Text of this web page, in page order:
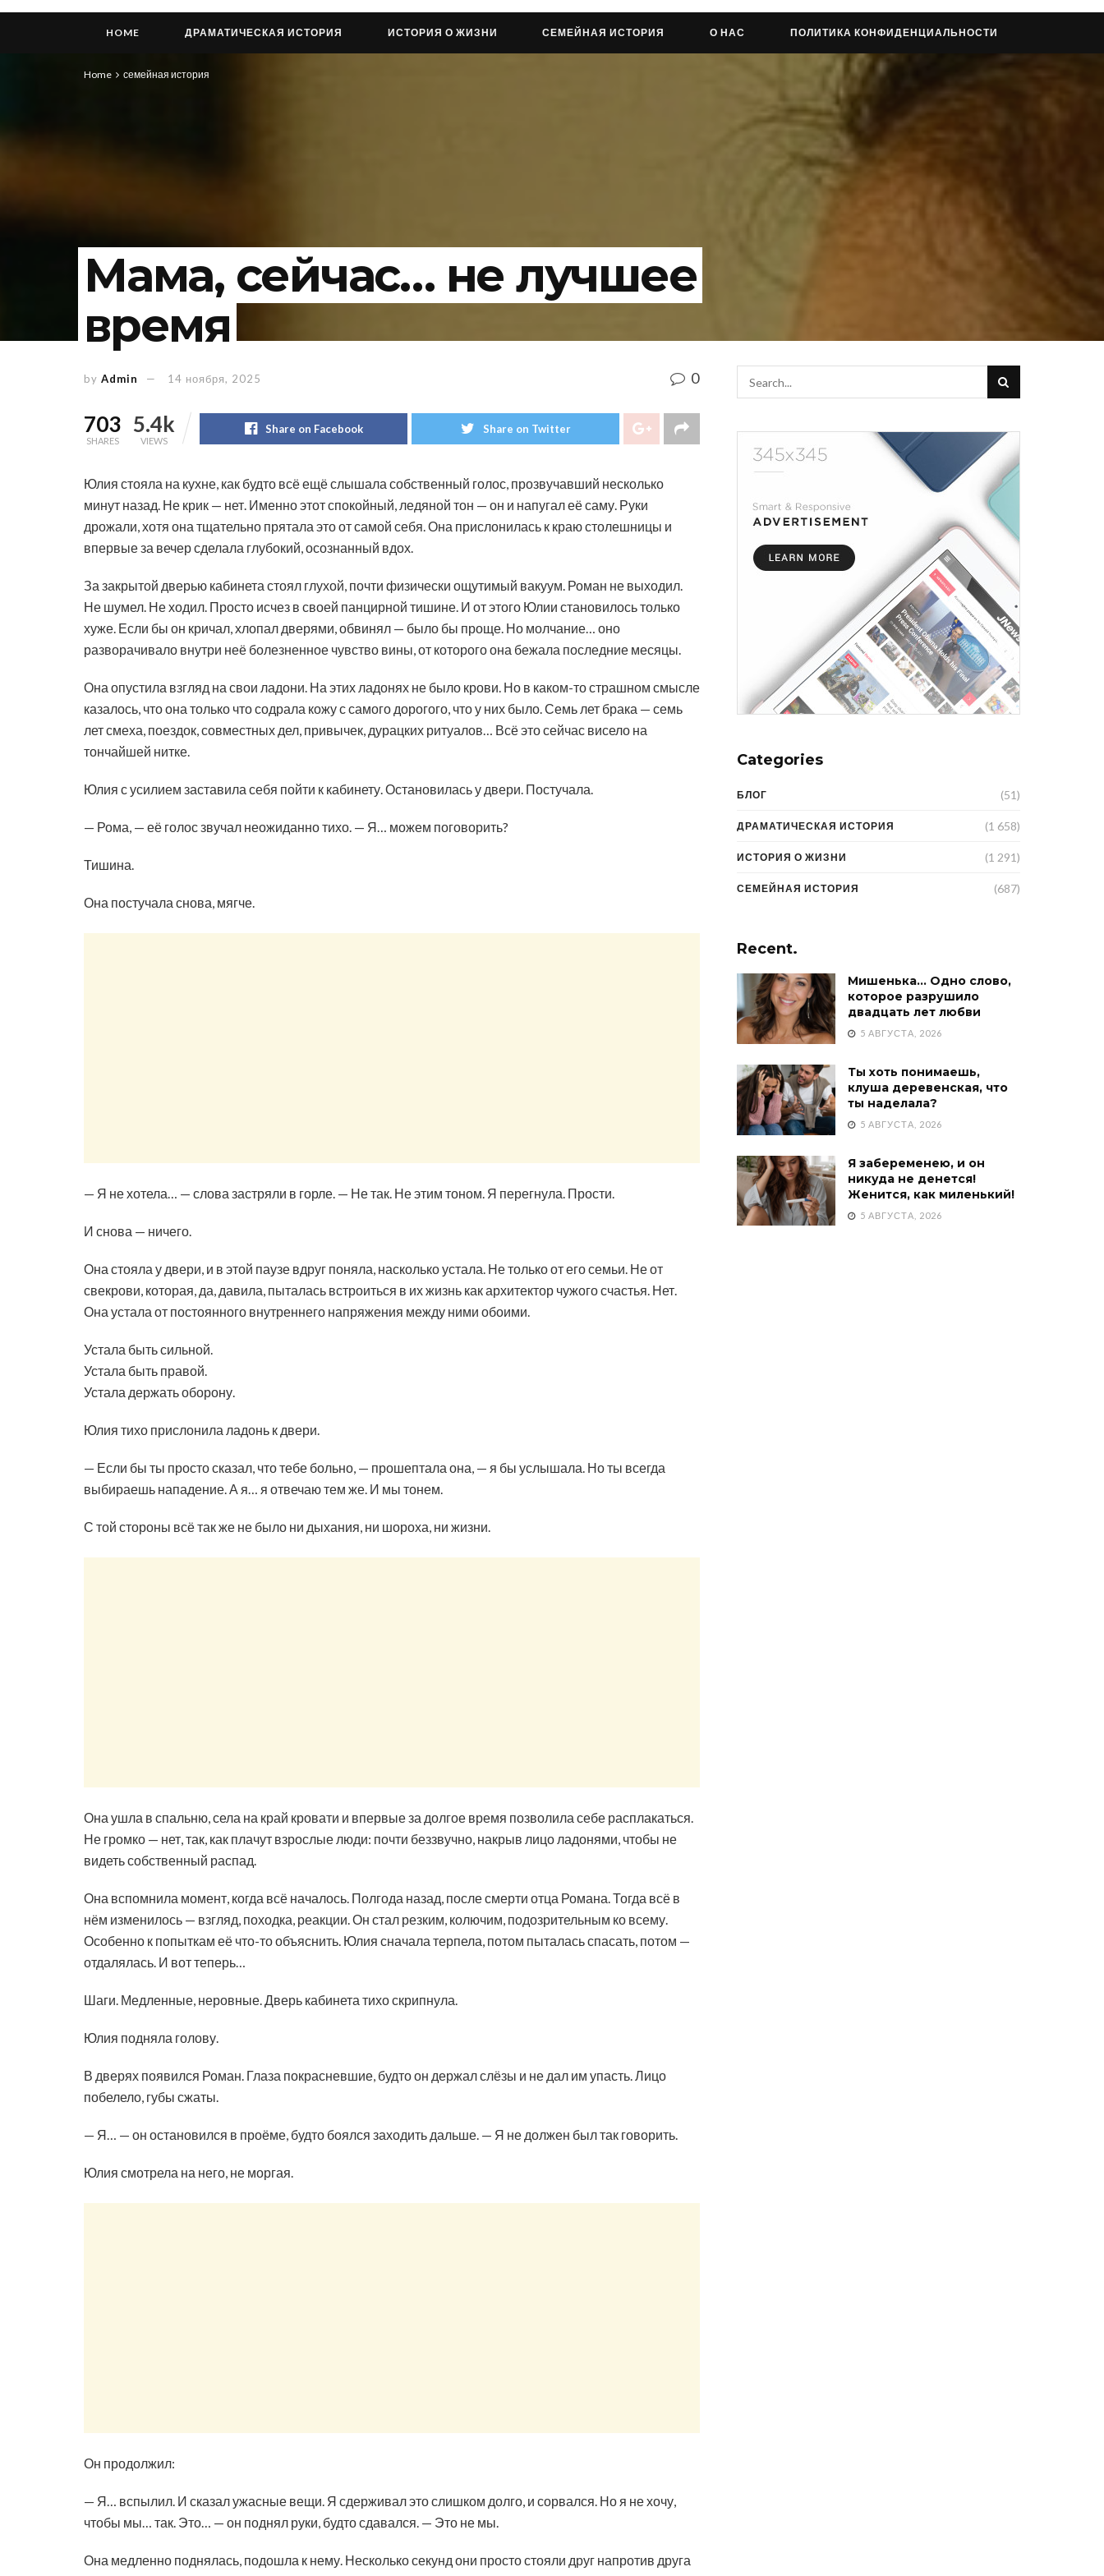
HOME ДРАМАТИЧЕСКАЯ ИСТОРИЯ ИСТОРИЯ О ЖИЗНИ СЕМЕЙНАЯ ИСТОРИЯ О НАС ПОЛИТИКА КОНФИДЕНЦИАЛЬНОСТИ
Home семейная история
Мама, сейчас… не лучшее
время
by Admin 14 ноября, 2025 0
703
SHARES
5.4k
VIEWS
Share on Facebook Share on Twitter
Юлия стояла на кухне, как будто всё ещё слышала собственный голос, прозвучавший несколько
минут назад. Не крик — нет. Именно этот спокойный, ледяной тон — он и напугал её саму. Руки
дрожали, хотя она тщательно прятала это от самой себя. Она прислонилась к краю столешницы и
впервые за вечер сделала глубокий, осознанный вдох.
За закрытой дверью кабинета стоял глухой, почти физически ощутимый вакуум. Роман не выходил.
Не шумел. Не ходил. Просто исчез в своей панцирной тишине. И от этого Юлии становилось только
хуже. Если бы он кричал, хлопал дверями, обвинял — было бы проще. Но молчание… оно
разворачивало внутри неё болезненное чувство вины, от которого она бежала последние месяцы.
Она опустила взгляд на свои ладони. На этих ладонях не было крови. Но в каком-то страшном смысле
казалось, что она только что содрала кожу с самого дорогого, что у них было. Семь лет брака — семь
лет смеха, поездок, совместных дел, привычек, дурацких ритуалов… Всё это сейчас висело на
тончайшей нитке.
Юлия с усилием заставила себя пойти к кабинету. Остановилась у двери. Постучала.
— Рома, — её голос звучал неожиданно тихо. — Я… можем поговорить?
Тишина.
Она постучала снова, мягче.
— Я не хотела… — слова застряли в горле. — Не так. Не этим тоном. Я перегнула. Прости.
И снова — ничего.
Она стояла у двери, и в этой паузе вдруг поняла, насколько устала. Не только от его семьи. Не от
свекрови, которая, да, давила, пыталась встроиться в их жизнь как архитектор чужого счастья. Нет.
Она устала от постоянного внутреннего напряжения между ними обоими.
Устала быть сильной.
Устала быть правой.
Устала держать оборону.
Юлия тихо прислонила ладонь к двери.
— Если бы ты просто сказал, что тебе больно, — прошептала она, — я бы услышала. Но ты всегда
выбираешь нападение. А я… я отвечаю тем же. И мы тонем.
С той стороны всё так же не было ни дыхания, ни шороха, ни жизни.
Она ушла в спальню, села на край кровати и впервые за долгое время позволила себе расплакаться.
Не громко — нет, так, как плачут взрослые люди: почти беззвучно, накрыв лицо ладонями, чтобы не
видеть собственный распад.
Она вспомнила момент, когда всё началось. Полгода назад, после смерти отца Романа. Тогда всё в
нём изменилось — взгляд, походка, реакции. Он стал резким, колючим, подозрительным ко всему.
Особенно к попыткам её что-то объяснить. Юлия сначала терпела, потом пыталась спасать, потом —
отдалялась. И вот теперь…
Шаги. Медленные, неровные. Дверь кабинета тихо скрипнула.
Юлия подняла голову.
В дверях появился Роман. Глаза покрасневшие, будто он держал слёзы и не дал им упасть. Лицо
побелело, губы сжаты.
— Я… — он остановился в проёме, будто боялся заходить дальше. — Я не должен был так говорить.
Юлия смотрела на него, не моргая.
Он продолжил:
— Я… вспылил. И сказал ужасные вещи. Я сдерживал это слишком долго, и сорвался. Но я не хочу,
чтобы мы… так. Это… — он поднял руки, будто сдавался. — Это не мы.
Она медленно поднялась, подошла к нему. Несколько секунд они просто стояли друг напротив друга
Categories
БЛОГ (51)
ДРАМАТИЧЕСКАЯ ИСТОРИЯ (1 658)
ИСТОРИЯ О ЖИЗНИ (1 291)
СЕМЕЙНАЯ ИСТОРИЯ (687)
Recent.
Мишенька… Одно слово,
которое разрушило
двадцать лет любви
5 АВГУСТА, 2026
Ты хоть понимаешь,
клуша деревенская, что
ты наделала?
5 АВГУСТА, 2026
Я забеременею, и он
никуда не денется!
Женится, как миленький!
5 АВГУСТА, 2026